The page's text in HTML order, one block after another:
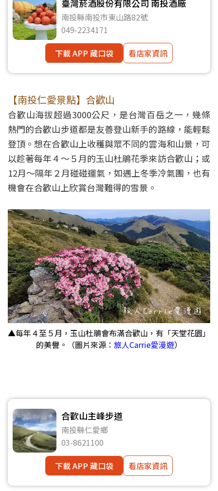
臺灣菸酒股份有限公司 南投酒廠
南投縣南投市東山路82號
049-2234171
下載 APP 藏口袋
看店家資訊
【南投仁愛景點】合歡山
合歡山海拔超過3000公尺，是台灣百岳之一，幾條
熱門的合歡山步道都是友善登山新手的路線，能輕鬆
登頂。想在合歡山上收穫與眾不同的雲海和山景，可
以趁著每年４～５月的玉山杜鵑花季來訪合歡山；或
12月～隔年２月碰碰運氣，如遇上冬季冷氣團，也有
機會在合歡山上欣賞台灣難得的雪景。
▲每年４至５月，玉山杜鵑會布滿合歡山，有「天堂花園」
的美譽。（圖片來源： 旅人Carrie愛漫遊）
合歡山主峰步道
南投縣仁愛鄉
03-8621100
下載 APP 藏口袋
看店家資訊